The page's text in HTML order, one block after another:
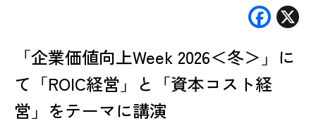
F
e
b
「企業価値向上Week 2026＜冬＞」に
て「ROIC経営」と「資本コスト経
営」をテーマに講演